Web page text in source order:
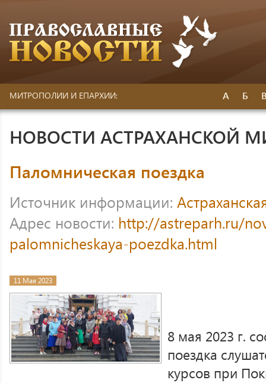
МИТРОПОЛИИ И ЕПАРХИИ: А Б
НОВОСТИ АСТРАХАНСКОЙ
Паломническая поездка
Источник информации:
Адрес новости: http://astreparh.ru/
palomnicheskaya-poezdka.html
11 Мая 2023
8 мая 2023 г.
поездка
курсов при